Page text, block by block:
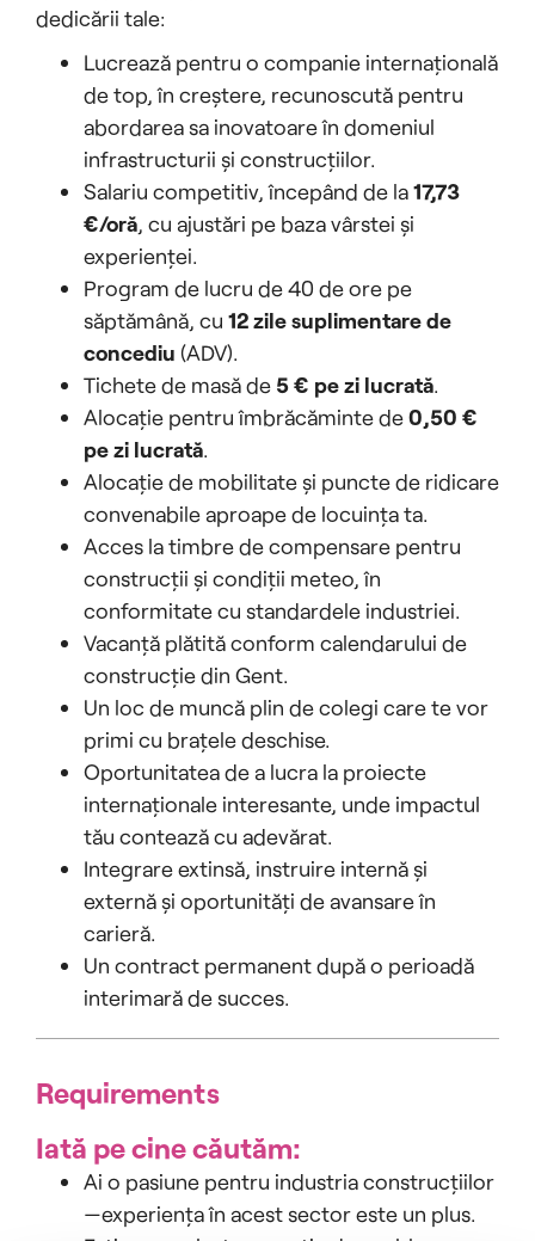
dedicării tale:
Lucrează pentru o companie internațională
de top, în creștere, recunoscută pentru
abordarea sa inovatoare în domeniul
infrastructurii și construcțiilor.
Salariu competitiv, începând de la17,73
€/oră, cu ajustări pe baza vârstei și
experienței.
Program de lucru de 40 de ore pe
săptămână, cu 12 zile suplimentare de
concediu (ADV).
Tichete de masă de 5 € pe zi lucrată.
Alocație pentru îmbrăcăminte de0,50 €
pe zi lucrată.
Alocație de mobilitate și puncte de ridicare
convenabile aproape de locuința ta.
Acces la timbre de compensare pentru
construcții și condiții meteo, în
conformitate cu standardele industriei.
Vacanță plătită conform calendarului de
construcție din Gent.
Un loc de muncă plin de colegi care te vor
primi cu brațele deschise.
Oportunitatea de a lucra la proiecte
internaționale interesante, unde impactul
tău contează cu adevărat.
Integrare extinsă, instruire internă și
externă și oportunități de avansare în
carieră.
Un contract permanent după o perioadă
interimară de succes.
Requirements
Iată pe cine căutăm:
Ai o pasiune pentru industria construcțiilor
—experiența în acest sector este un plus.